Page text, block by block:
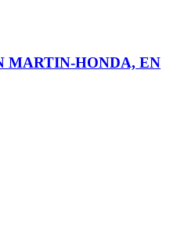
MARTIN-HONDA, EN